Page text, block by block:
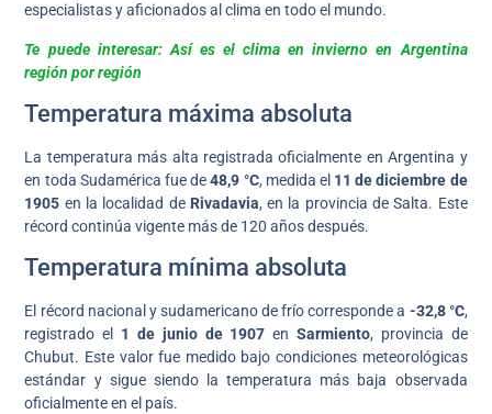
especialistas y aficionados al clima en todo el mundo.
Te puede interesar: Así es el clima en invierno en Argentina
región por región
Temperatura máxima absoluta
La temperatura más alta registrada oficialmente en Argentina y
en toda Sudamérica fue de48,9 °C, medida el 11 de diciembre de
1905 en la localidad de Rivadavia, en la provincia de Salta. Este
récord continúa vigente más de 120 años después.
Temperatura mínima absoluta
El récord nacional y sudamericano de frío corresponde a -32,8 °C,
registrado el 1 de junio de 1907 en Sarmiento, provincia de
Chubut. Este valor fue medido bajo condiciones meteorológicas
estándar y sigue siendo la temperatura más baja observada
oficialmente en el país.